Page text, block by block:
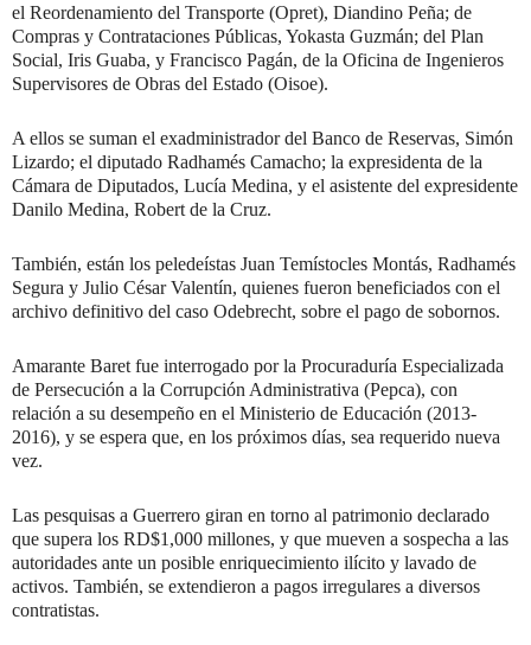
el Reordenamiento del Transporte (Opret), Diandino Peña; de
Compras y Contrataciones Públicas, Yokasta Guzmán; del Plan
Social, Iris Guaba, y Francisco Pagán, de la Oficina de Ingenieros
Supervisores de Obras del Estado (Oisoe).
A ellos se suman el exadministrador del Banco de Reservas, Simón
Lizardo; el diputado Radhamés Camacho; la expresidenta de la
Cámara de Diputados, Lucía Medina, y el asistente del expresidente
Danilo Medina, Robert de la Cruz.
También, están los peledeístas Juan Temístocles Montás, Radhamés
Segura y Julio César Valentín, quienes fueron beneficiados con el
archivo definitivo del caso Odebrecht, sobre el pago de sobornos.
Amarante Baret fue interrogado por la Procuraduría Especializada
de Persecución a la Corrupción Administrativa (Pepca), con
relación a su desempeño en el Ministerio de Educación (2013-
2016), y se espera que, en los próximos días, sea requerido nueva
vez.
Las pesquisas a Guerrero giran en torno al patrimonio declarado
que supera los RD$1,000 millones, y que mueven a sospecha a las
autoridades ante un posible enriquecimiento ilícito y lavado de
activos. También, se extendieron a pagos irregulares a diversos
contratistas.